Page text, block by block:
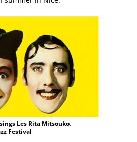
Les Rita Mitsouko.
Festival